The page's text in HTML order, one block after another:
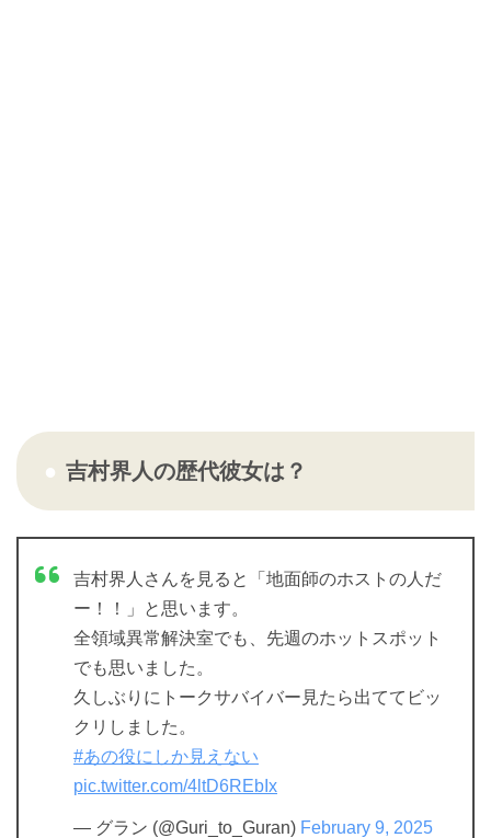
吉村界人の歴代彼女は？
吉村界人さんを見ると「地面師のホストの人だ
ー！！」と思います。
全領域異常解決室でも、先週のホットスポット
でも思いました。
久しぶりにトークサバイバー見たら出ててビッ
クリしました。
#あの役にしか見えない
pic.twitter.com/4ltD6REbIx
— グラン (@Guri_to_Guran) February 9, 2025